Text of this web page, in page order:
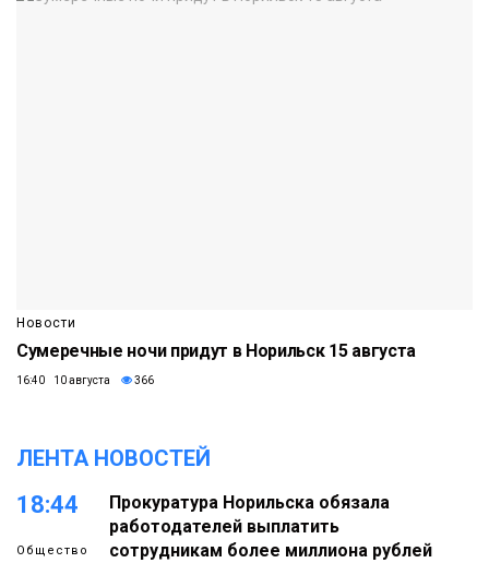
Новости
Сумеречные ночи придут в Норильск 15 августа
16:40 10 августа 366
ЛЕНТА НОВОСТЕЙ
18:44
Общество
Прокуратура Норильска обязала
работодателей выплатить
сотрудникам более миллиона рублей